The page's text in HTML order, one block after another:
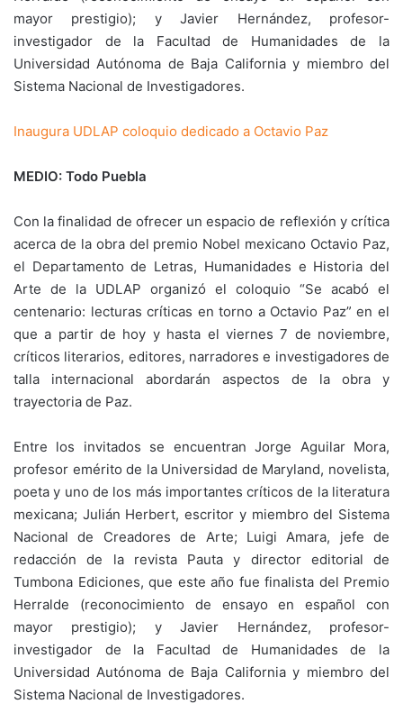
mayor prestigio); y Javier Hernández, profesor-
investigador de la Facultad de Humanidades de la
Universidad Autónoma de Baja California y miembro del
Sistema Nacional de Investigadores.
Inaugura UDLAP coloquio dedicado a Octavio Paz
MEDIO: Todo Puebla
Con la finalidad de ofrecer un espacio de reflexión y crítica
acerca de la obra del premio Nobel mexicano Octavio Paz,
el Departamento de Letras, Humanidades e Historia del
Arte de la UDLAP organizó el coloquio “Se acabó el
centenario: lecturas críticas en torno a Octavio Paz” en el
que a partir de hoy y hasta el viernes 7 de noviembre,
críticos literarios, editores, narradores e investigadores de
talla internacional abordarán aspectos de la obra y
trayectoria de Paz.
Entre los invitados se encuentran Jorge Aguilar Mora,
profesor emérito de la Universidad de Maryland, novelista,
poeta y uno de los más importantes críticos de la literatura
mexicana; Julián Herbert, escritor y miembro del Sistema
Nacional de Creadores de Arte; Luigi Amara, jefe de
redacción de la revista Pauta y director editorial de
Tumbona Ediciones, que este año fue finalista del Premio
Herralde (reconocimiento de ensayo en español con
mayor prestigio); y Javier Hernández, profesor-
investigador de la Facultad de Humanidades de la
Universidad Autónoma de Baja California y miembro del
Sistema Nacional de Investigadores.